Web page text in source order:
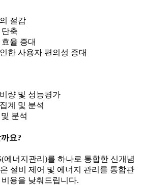
절감
축
율 증대
한 사용자 편의성 증대
량 및 성능평가
계 및 분석
분석
요?
에너지관리)를 하나로 통합한 신개념
설비 제어 및 에너지 관리를 통합관
용을 낮춰드립니다.